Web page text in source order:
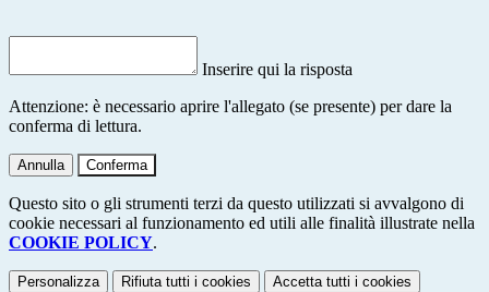
Inserire qui la risposta
Attenzione: è necessario aprire l'allegato (se presente) per dare la
conferma di lettura.
Annulla Conferma
Questo sito o gli strumenti terzi da questo utilizzati si avvalgono di
cookie necessari al funzionamento ed utili alle finalità illustrate nella
COOKIE POLICY.
Personalizza Rifiuta tutti i cookies Accetta tutti i cookies